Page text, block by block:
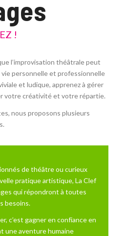
!
l’improvisation théâtrale peut
personnelle et professionnelle
et ludique, apprenez à gérer
votre créativité et votre répartie.
nous proposons plusieurs
de théâtre ou curieux
pratique artistique, La Clef
qui répondront à toutes
besoins.
c’est gagner en confiance en
une aventure humaine